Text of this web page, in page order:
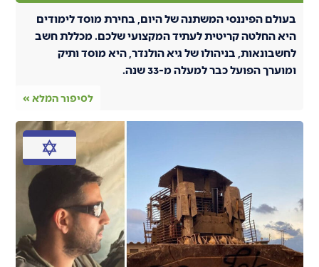
בעולם הפיננסי המשתנה של היום, בחירת מוסד לימודים
היא החלטה קריטית לעתיד המקצועי שלכם. מכללת חשב
לחשבונאות, בניהולו של גיא הולנדר, היא מוסד ותיק
ומוערך הפועל כבר למעלה מ-33 שנה.
לסיפור המלא »